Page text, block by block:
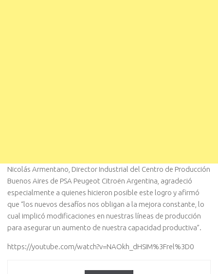
Nicolás Armentano, Director Industrial del Centro de Producción
Buenos Aires de PSA Peugeot Citroën Argentina, agradeció
especialmente a quienes hicieron posible este logro y afirmó
que “los nuevos desafíos nos obligan a la mejora constante, lo
cual implicó modificaciones en nuestras líneas de producción
para asegurar un aumento de nuestra capacidad productiva”.
https://youtube.com/watch?v=NAOkh_dHSIM%3Frel%3D0